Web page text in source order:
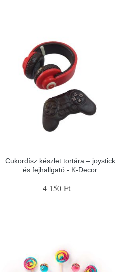
Cukordísz készlet tortára – joystick
és fejhallgató - K-Decor
4 150 Ft